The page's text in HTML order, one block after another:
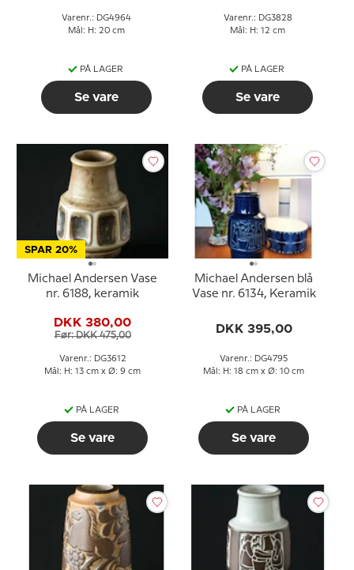
Varenr.: DG4964
Mål: H: 20 cm
PÅ LAGER
Se vare
Varenr.: DG3828
Mål: H: 12 cm
PÅ LAGER
Se vare
SPAR 20%
Michael Andersen Vase
nr. 6188, keramik
DKK 380,00
Før: DKK 475,00
Varenr.: DG3612
Mål: H: 13 cm x Ø: 9 cm
PÅ LAGER
Se vare
Michael Andersen blå
Vase nr. 6134, Keramik
DKK 395,00
Varenr.: DG4795
Mål: H: 18 cm x Ø: 10 cm
PÅ LAGER
Se vare